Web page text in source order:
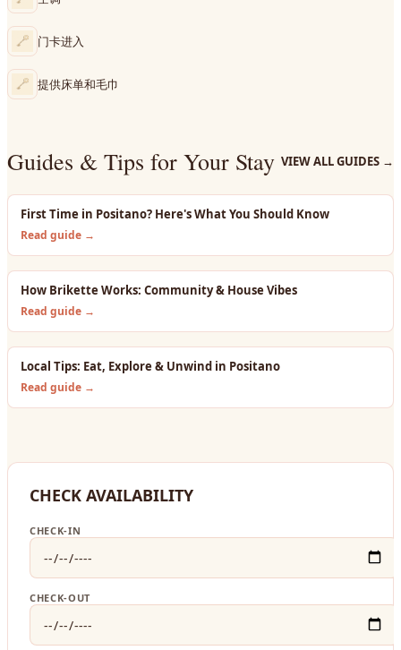
门卡进入
提供床单和毛巾
Guides & Tips for Your Stay VIEW ALL GUIDES →
First Time in Positano? Here's What You Should Know
Read guide →
How Brikette Works: Community & House Vibes
Read guide →
Local Tips: Eat, Explore & Unwind in Positano
Read guide →
CHECK AVAILABILITY
CHECK-IN
CHECK-OUT